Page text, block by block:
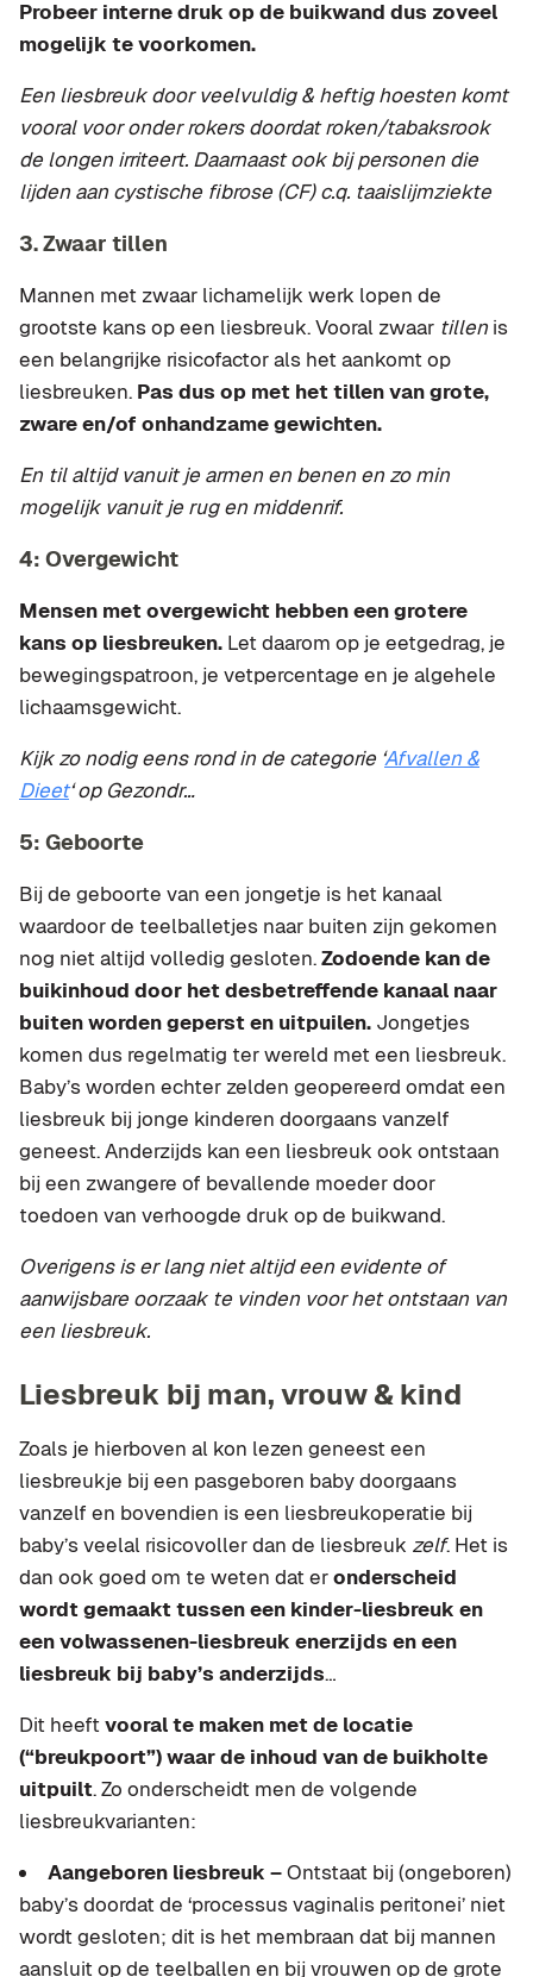
Probeer interne druk op de buikwand dus zoveel
mogelijk te voorkomen.
Een liesbreuk door veelvuldig & heftig hoesten komt
vooral voor onder rokers doordat roken/tabaksrook
de longen irriteert. Daarnaast ook bij personen die
lijden aan cystische fibrose (CF) c.q. taaislijmziekte
3. Zwaar tillen
Mannen met zwaar lichamelijk werk lopen de
grootste kans op een liesbreuk. Vooral zwaar tillen is
een belangrijke risicofactor als het aankomt op
liesbreuken. Pas dus op met het tillen van grote,
zware en/of onhandzame gewichten.
En til altijd vanuit je armen en benen en zo min
mogelijk vanuit je rug en middenrif.
4: Overgewicht
Mensen met overgewicht hebben een grotere
kans op liesbreuken. Let daarom op je eetgedrag, je
bewegingspatroon, je vetpercentage en je algehele
lichaamsgewicht.
Kijk zo nodig eens rond in de categorie ‘Afvallen &
Dieet‘ op Gezondr…
5: Geboorte
Bij de geboorte van een jongetje is het kanaal
waardoor de teelballetjes naar buiten zijn gekomen
nog niet altijd volledig gesloten.Zodoende kan de
buikinhoud door het desbetreffende kanaal naar
buiten worden geperst en uitpuilen. Jongetjes
komen dus regelmatig ter wereld met een liesbreuk.
Baby’s worden echter zelden geopereerd omdat een
liesbreuk bij jonge kinderen doorgaans vanzelf
geneest. Anderzijds kan een liesbreuk ook ontstaan
bij een zwangere of bevallende moeder door
toedoen van verhoogde druk op de buikwand.
Overigens is er lang niet altijd een evidente of
aanwijsbare oorzaak te vinden voor het ontstaan van
een liesbreuk.
Liesbreuk bij man, vrouw & kind
Zoals je hierboven al kon lezen geneest een
liesbreukje bij een pasgeboren baby doorgaans
vanzelf en bovendien is een liesbreukoperatie bij
baby’s veelal risicovoller dan de liesbreuk zelf. Het is
dan ook goed om te weten dat eronderscheid
wordt gemaakt tussen een kinder-liesbreuk en
een volwassenen-liesbreuk enerzijds en een
liesbreuk bij baby’s anderzijds…
Dit heeft vooral te maken met de locatie
(“breukpoort”) waar de inhoud van de buikholte
uitpuilt. Zo onderscheidt men de volgende
liesbreukvarianten:
Aangeboren liesbreuk –Ontstaat bij (ongeboren)
baby’s doordat de ‘processus vaginalis peritonei’ niet
wordt gesloten; dit is het membraan dat bij mannen
aansluit op de teelballen en bij vrouwen op de grote